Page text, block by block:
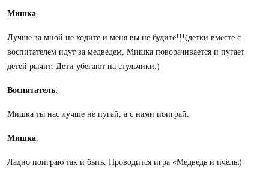
Мишка.
Лучше за мной не ходите и меня вы не будите!!!(детки вместе с
воспитателем идут за медведем, Мишка поворачивается и пугает
детей рычит. Дети убегают на стульчики.)
Воспитатель.
Мишка ты нас лучше не пугай, а с нами поиграй.
Мишка.
Ладно поиграю так и быть. Проводится игра «Медведь и пчелы)